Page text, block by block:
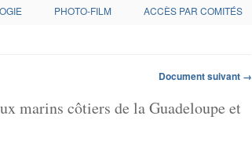
PHOTO-FILM ACCÈS PAR COMITÉS
Document suivant →
marins côtiers de la Guadeloupe et